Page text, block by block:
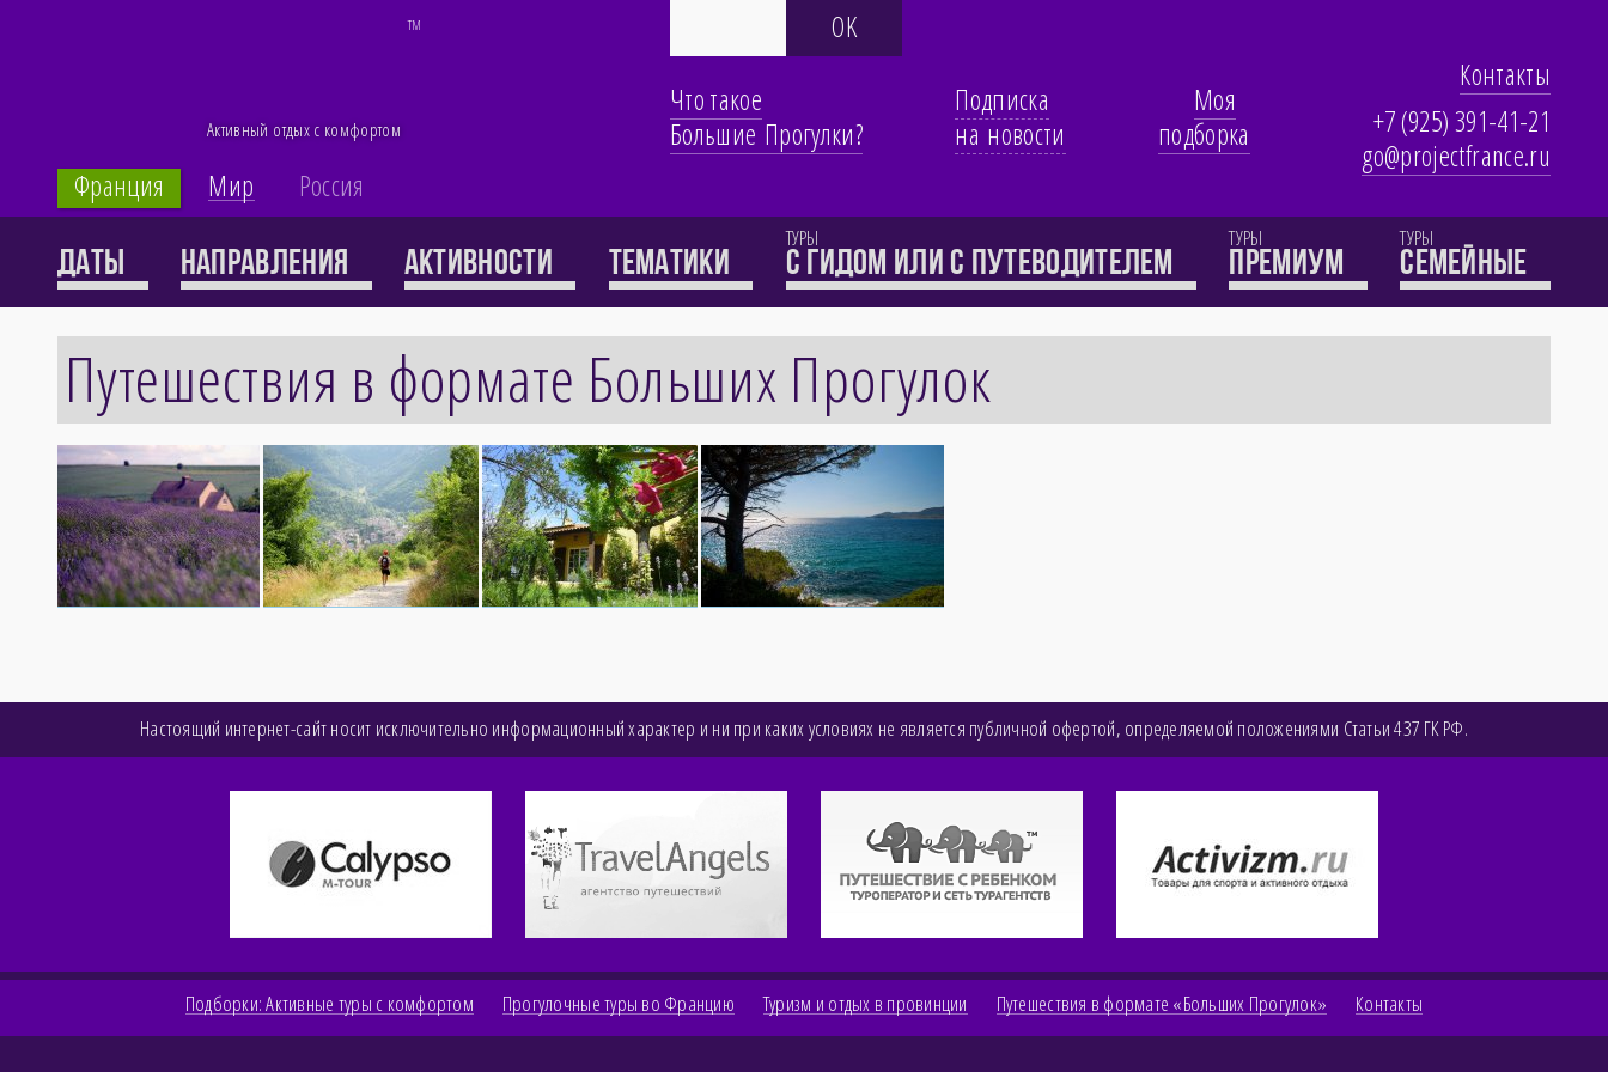
TM
Активный отдых с комфортом
Франция Мир Россия
Что такое
Большие Прогулки?
Подписка
на новости
Моя
подборка
Контакты
+7 (925) 391-41-21
go@projectfrance.ru
Каталог
Путешествия в формате Больших Прогулок
Настоящий интернет-сайт носит исключительно информационный характер и ни при каких условиях не является публичной офертой, определяемой положениями Статьи 437 ГК РФ.
Подборки: Активные туры с комфортом Прогулочные туры во Францию Туризм и отдых в провинции Путешествия в формате «Больших Прогулок» Контакты
Даты Направления Активности Тематики
ТУРЫ
с гидом или с путеводителем
ТУРЫ
премиум
ТУРЫ
семейные
71 тур